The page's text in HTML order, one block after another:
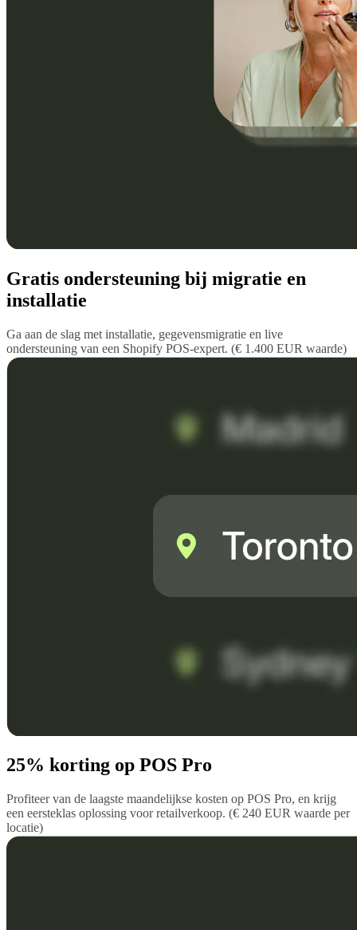
Gratis ondersteuning bij migratie en
installatie
Ga aan de slag met installatie, gegevensmigratie en live
ondersteuning van een Shopify POS-expert. (€ 1.400 EUR waarde)
25% korting op POS Pro
Profiteer van de laagste maandelijkse kosten op POS Pro, en krijg
een eersteklas oplossing voor retailverkoop. (€ 240 EUR waarde per
locatie)